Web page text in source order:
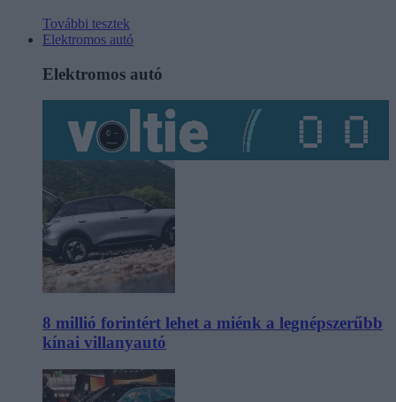
További tesztek
Elektromos autó
Elektromos autó
8 millió forintért lehet a miénk a legnépszerűbb
kínai villanyautó